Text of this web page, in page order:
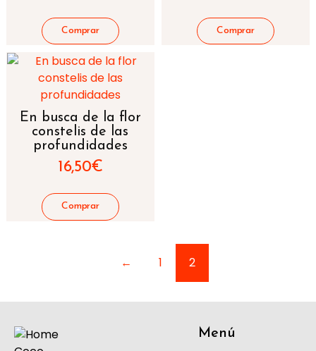
En busca de la flor
constelis de las
profundidades
16,50€
← 1 2
Menú